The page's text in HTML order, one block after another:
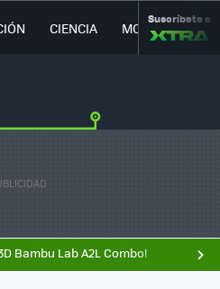
CIENCIA MOVILIDAD
Suscríbete a
Bambu Lab A2L Combo!